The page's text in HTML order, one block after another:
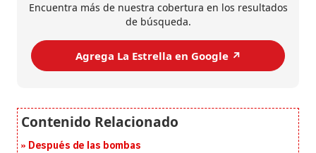
Encuentra más de nuestra cobertura en los resultados
de búsqueda.
Agrega La Estrella en Google ↗️
Después de las bombas